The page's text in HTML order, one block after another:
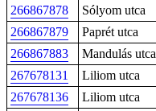
266867878 Sólyom utca
266867879
Paprét utca
266867883
Mandulás utca
267678131
Liliom utca
267678136
Liliom utca